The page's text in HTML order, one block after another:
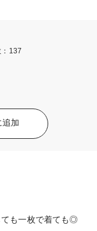
137
追加
ても一枚で着ても◎